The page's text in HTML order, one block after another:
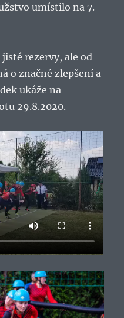
umístilo na 7.
rezervy, ale od
o značné zlepšení a
ukáže na
29.8.2020.